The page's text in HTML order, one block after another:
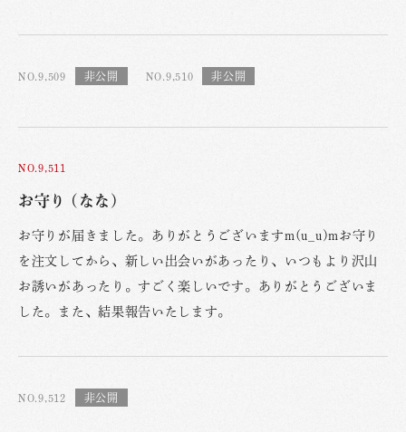
NO.9,509 NO.9,510
NO.9,511
お守り (なな)
お守りが届きました。ありがとうございますm(u_u)mお守り
を注文してから、新しい出会いがあったり、いつもより沢山
お誘いがあったり。すごく楽しいです。ありがとうございま
した。また、結果報告いたします。
NO.9,512